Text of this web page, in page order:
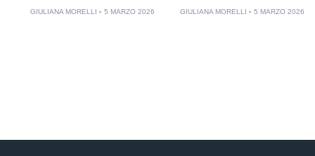
GIULIANA MORELLI 5 MARZO 2026 GIULIANA MORELLI 5 MARZO 2026